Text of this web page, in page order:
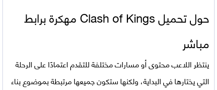
حول تحميل Clash of Kings مهكرة برابط
مباشر
ينتظر اللاعب محتوى أو مسارات مختلفة للتقدم اعتمادًا على الرحلة
التي يختارها في البداية، ولكنها ستكون جميعها مرتبطة بموضوع بناء